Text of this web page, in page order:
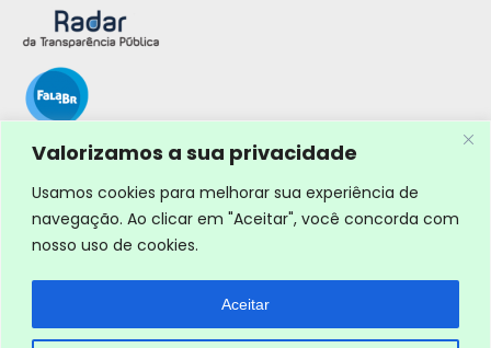
Valorizamos a sua privacidade
Usamos cookies para melhorar sua experiência de
navegação. Ao clicar em "Aceitar", você concorda com
nosso uso de cookies.
Aceitar